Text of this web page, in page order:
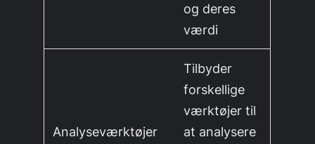
og deres
værdi
Analyseværktøjer
Tilbyder
forskellige
værktøjer til
at analysere